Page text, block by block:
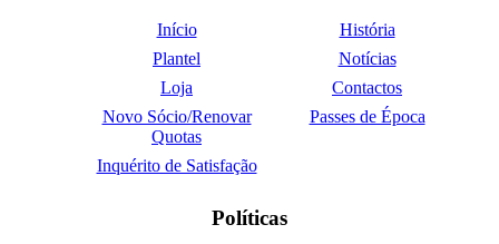
Início
História
Plantel
Notícias
Loja
Contactos
Novo Sócio/Renovar
Quotas
Passes de Época
Inquérito de Satisfação
Políticas